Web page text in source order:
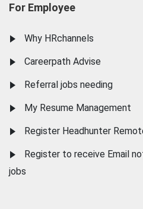
For Employee
Why HRchannels
Careerpath Advise
Referral jobs needing
My Resume Management
Register Headhunter
Register to receive Email
jobs